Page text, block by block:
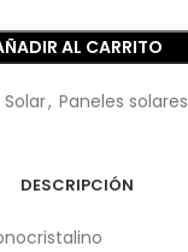
AL CARRITO
, Paneles solares
DESCRIPCIÓN